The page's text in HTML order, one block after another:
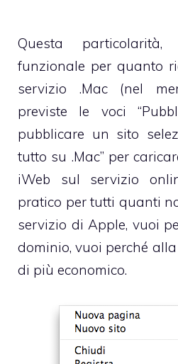
Questa
funzionale per quanto
servizio .Mac (nel
previste le voci
pubblicare un sito
tutto su .Mac” per
iWeb sul servizio
pratico per tutti quanti
servizio di Apple, vuoi
dominio, vuoi perché
di più economico.